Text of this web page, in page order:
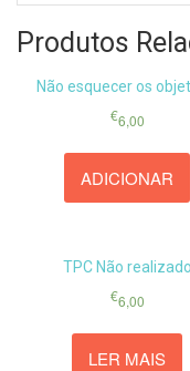
Produtos
Não esquecer os
€6,00
ADICIONAR
TPC Não realizado
€6,00
LER MAIS